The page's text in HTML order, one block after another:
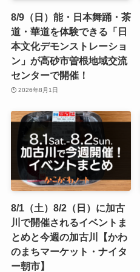
8/9（日）能・日本舞踊・茶
道・華道を体験できる「日
本文化デモンストレーショ
ン」が高砂市曽根地域交流
センターで開催！
2026年8月1日
8/1（土）8/2（日）に加古
川で開催されるイベントま
とめと今週の加古川【かわ
のまちマーケット・ナイタ
ー朝市】